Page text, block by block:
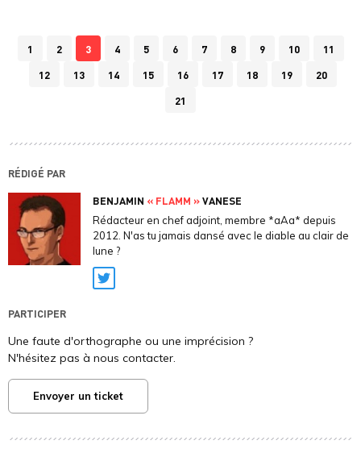
1 2 3 4 5 6 7 8 9 10
11
12
13 14 15 16 17 18 19
20
21
RÉDIGÉ PAR
BENJAMIN « FLAMM »VANESE
Rédacteur en chef adjoint, membre *aAa* depuis
2012. N'as tu jamais dansé avec le diable au clair de
lune ?
Twitter
PARTICIPER
Une faute d'orthographe ou une imprécision ?
N'hésitez pas à nous contacter.
Envoyer un ticket